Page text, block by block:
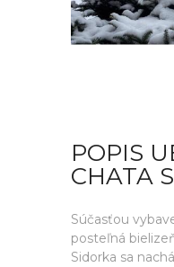
POPIS
CHATA
Súčasťou
posteľná
Sidorka sa